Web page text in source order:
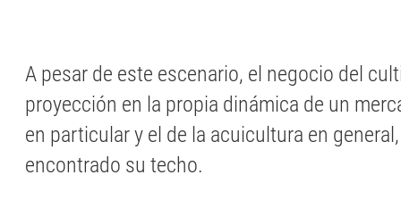
A pesar de este escenario, el negocio del
proyección en la propia dinámica de un
en particular y el de la acuicultura en
encontrado su techo.